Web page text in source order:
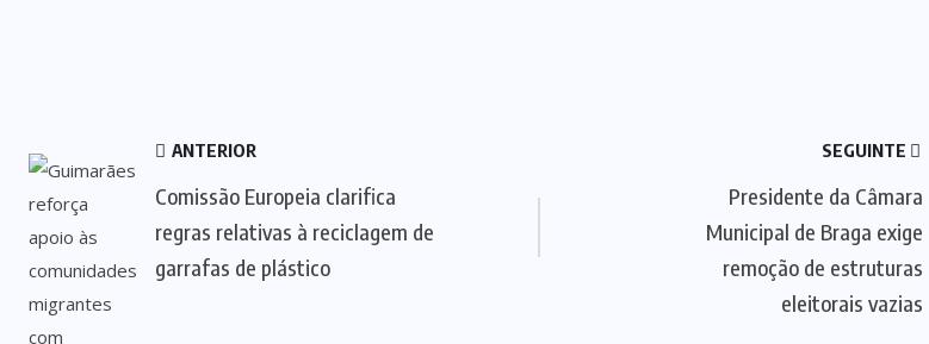
ANTERIOR
Comissão Europeia clarifica
regras relativas à reciclagem de
garrafas de plástico
SEGUINTE
Presidente da Câmara
Municipal de Braga exige
remoção de estruturas
eleitorais vazias